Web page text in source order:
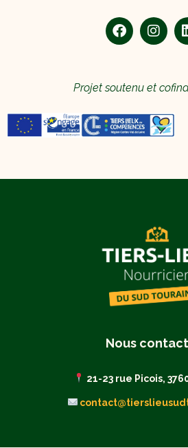
Nous
21-23 rue Picois,
Projet soutenu et